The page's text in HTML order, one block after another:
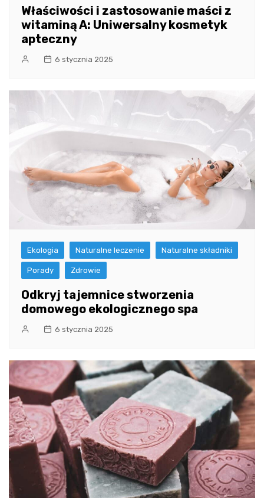
Właściwości i zastosowanie maści z
witaminą A: Uniwersalny kosmetyk
apteczny
6 stycznia 2025
Ekologia Naturalne leczenie Naturalne składniki
Porady Zdrowie
Odkryj tajemnice stworzenia
domowego ekologicznego spa
6 stycznia 2025